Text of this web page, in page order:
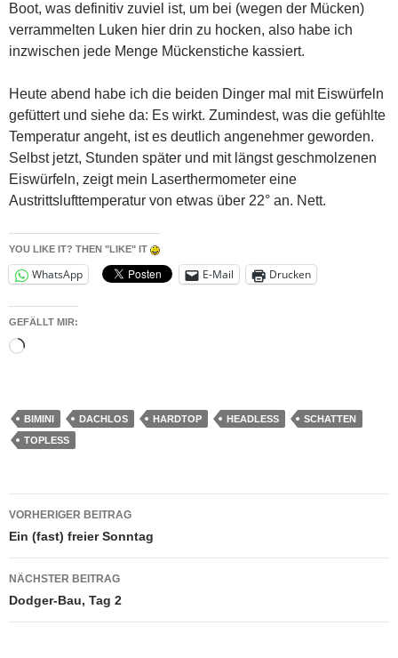
Boot, was definitiv zuviel ist, um bei (wegen der Mücken)
verrammelten Luken hier drin zu hocken, also habe ich
inzwischen jede Menge Mückenstiche kassiert.
Heute abend habe ich die beiden Dinger mal mit Eiswürfeln
gefüttert und siehe da: Es wirkt. Zumindest, was die gefühlte
Temperatur angeht, ist es deutlich angenehmer geworden.
Selbst jetzt, Stunden später und mit längst geschmolzenen
Eiswürfeln, zeigt mein Laserthermometer eine
Austrittslufttemperatur von etwas über 22° an. Nett.
YOU LIKE IT? THEN "LIKE" IT
WhatsApp E-Mail Drucken
GEFÄLLT MIR:
Wird
BIMINI DACHLOS HARDTOP HEADLESS
SCHATTEN
TOPLESS
Beitragsnavigation
VORHERIGER BEITRAG
Ein (fast) freier Sonntag
NÄCHSTER BEITRAG
Dodger-Bau, Tag 2